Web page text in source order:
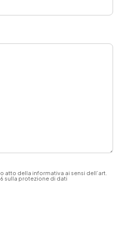
atto della informativa ai sensi dell’art.
sulla protezione di dati